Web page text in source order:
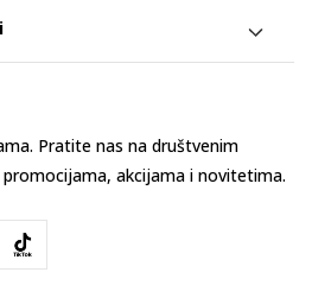
Pratite nas na društvenim
akcijama i novitetima.